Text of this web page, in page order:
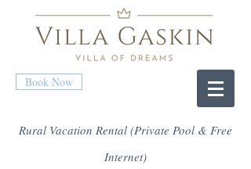
Book Now
Rural Vacation Rental (Private Pool & Free
Internet)